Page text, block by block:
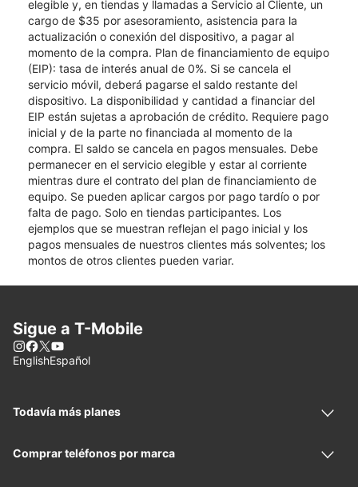
elegible y, en tiendas y llamadas a Servicio al Cliente, un
cargo de $35 por asesoramiento, asistencia para la
actualización o conexión del dispositivo, a pagar al
momento de la compra. Plan de financiamiento de equipo
(EIP): tasa de interés anual de 0%. Si se cancela el
servicio móvil, deberá pagarse el saldo restante del
dispositivo. La disponibilidad y cantidad a financiar del
EIP están sujetas a aprobación de crédito. Requiere pago
inicial y de la parte no financiada al momento de la
compra. El saldo se cancela en pagos mensuales. Debe
permanecer en el servicio elegible y estar al corriente
mientras dure el contrato del plan de financiamiento de
equipo. Se pueden aplicar cargos por pago tardío o por
falta de pago. Solo en tiendas participantes. Los
ejemplos que se muestran reflejan el pago inicial y los
pagos mensuales de nuestros clientes más solventes; los
montos de otros clientes pueden variar.